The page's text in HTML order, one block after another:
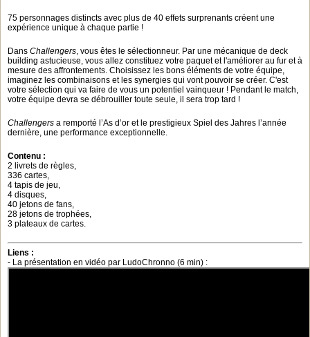
75 personnages distincts avec plus de 40 effets surprenants créent une
expérience unique à chaque partie !
Dans Challengers, vous êtes le sélectionneur. Par une mécanique de deck
building astucieuse, vous allez constituez votre paquet et l'améliorer au fur et à
mesure des affrontements. Choisissez les bons éléments de votre équipe,
imaginez les combinaisons et les synergies qui vont pouvoir se créer. C'est
votre sélection qui va faire de vous un potentiel vainqueur ! Pendant le match,
votre équipe devra se débrouiller toute seule, il sera trop tard !
Challengers a remporté l’As d’or et le prestigieux Spiel des Jahres l’année
dernière, une performance exceptionnelle.
Contenu :
2 livrets de règles,
336 cartes,
4 tapis de jeu,
4 disques,
40 jetons de fans,
28 jetons de trophées,
3 plateaux de cartes.
Liens :
- La présentation en vidéo par LudoChronno (6 min) :